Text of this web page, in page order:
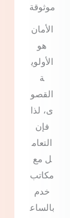
موثوقة
الأمان
هو
الأولوي
ة
القصو
ى، لذا
فإن
التعام
ل مع
مكاتب
خدم
بالساع